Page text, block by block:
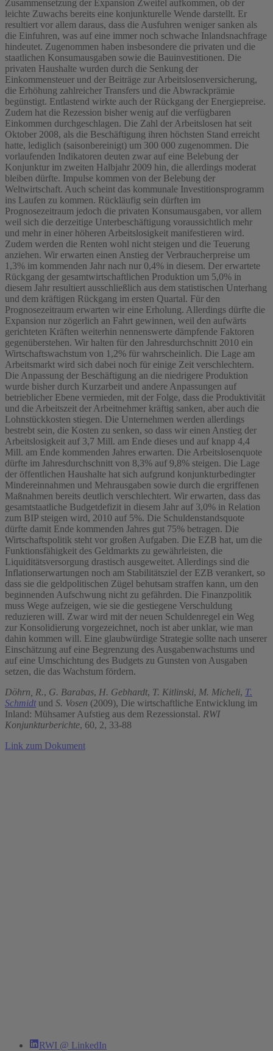
Zusammensetzung der Expansion Zweifel aufkommen, ob der
leichte Zuwachs bereits eine konjunkturelle Wende darstellt. Er
resultiert vor allem daraus, dass die Ausfuhren weniger sanken als
die Einfuhren, was auf eine immer noch schwache Inlandsnachfrage
hindeutet. Zugenommen haben insbesondere die privaten und die
staatlichen Konsumausgaben sowie die Bauinvestitionen. Die
privaten Haushalte wurden durch die Senkung der
Einkommensteuer und der Beiträge zur Arbeitslosenversicherung,
die Erhöhung zahlreicher Transfers und die Abwrackprämie
begünstigt. Entlastend wirkte auch der Rückgang der Energiepreise.
Zudem hat die Rezession bisher wenig auf die verfügbaren
Einkommen durchgeschlagen. Die Zahl der Arbeitslosen hat seit
Oktober 2008, als die Beschäftigung ihren höchsten Stand erreicht
hatte, lediglich (saisonbereinigt) um 300 000 zugenommen. Die
vorlaufenden Indikatoren deuten zwar auf eine Belebung der
Konjunktur im zweiten Halbjahr 2009 hin, die allerdings moderat
bleiben dürfte. Impulse kommen von der Belebung der
Weltwirtschaft. Auch scheint das kommunale Investitionsprogramm
ins Laufen zu kommen. Rückläufig sein dürften im
Prognosezeitraum jedoch die privaten Konsumausgaben, vor allem
weil sich die derzeitige Unterbeschäftigung voraussichtlich mehr
und mehr in einer höheren Arbeitslosigkeit manifestieren wird.
Zudem werden die Renten wohl nicht steigen und die Teuerung
anziehen. Wir erwarten einen Anstieg der Verbraucherpreise um
1,3% im kommenden Jahr nach nur 0,4% in diesem. Der erwartete
Rückgang der gesamtwirtschaftlichen Produktion um 5,0% in
diesem Jahr resultiert ausschließlich aus dem statistischen Unterhang
und dem kräftigen Rückgang im ersten Quartal. Für den
Prognosezeitraum erwarten wir eine Erholung. Allerdings dürfte die
Expansion nur zögerlich an Fahrt gewinnen, weil den aufwärts
gerichteten Kräften weiterhin nennenswerte dämpfende Faktoren
gegenüberstehen. Wir halten für den Jahresdurchschnitt 2010 ein
Wirtschaftswachstum von 1,2% für wahrscheinlich. Die Lage am
Arbeitsmarkt wird sich dabei noch für einige Zeit verschlechtern.
Die Anpassung der Beschäftigung an die niedrigere Produktion
wurde bisher durch Kurzarbeit und andere Anpassungen auf
betrieblicher Ebene vermieden, mit der Folge, dass die Produktivität
und die Arbeitszeit der Arbeitnehmer kräftig sanken, aber auch die
Lohnstückkosten stiegen. Die Unternehmen werden allerdings
bestrebt sein, die Kosten zu senken, so dass wir einen Anstieg der
Arbeitslosigkeit auf 3,7 Mill. am Ende dieses und auf knapp 4,4
Mill. am Ende kommenden Jahres erwarten. Die Arbeitslosenquote
dürfte im Jahresdurchschnitt von 8,3% auf 9,8% steigen. Die Lage
der öffentlichen Haushalte hat sich aufgrund konjunkturbedingter
Mindereinnahmen und Mehrausgaben sowie durch die ergriffenen
Maßnahmen bereits deutlich verschlechtert. Wir erwarten, dass das
gesamtstaatliche Budgetdefizit in diesem Jahr auf 3,0% in Relation
zum BIP steigen wird, 2010 auf 5%. Die Schuldenstandsquote
dürfte damit Ende kommenden Jahres gut 75% betragen. Die
Wirtschaftspolitik steht vor großen Aufgaben. Die EZB hat, um die
Funktionsfähigkeit des Geldmarkts zu gewährleisten, die
Liquiditätsversorgung drastisch ausgeweitet. Allerdings sind die
Inflationserwartungen noch am Stabilitätsziel der EZB verankert, so
dass sie die geldpolitischen Zügel behutsam straffen kann, um den
beginnenden Aufschwung nicht zu gefährden. Die Finanzpolitik
muss Wege aufzeigen, wie sie die gestiegene Verschuldung
reduzieren will. Zwar wird mit der neuen Schuldenregel ein Weg
zur Konsolidierung vorgezeichnet, noch ist aber unklar, wie man
dahin kommen will. Eine glaubwürdige Strategie sollte nach unserer
Einschätzung auf eine Begrenzung des Ausgabenwachstums und
auf eine Umschichtung des Budgets zu Gunsten von Ausgaben
setzen, die das Wachstum fördern.
Döhrn, R., G. Barabas, H. Gebhardt, T. Kitlinski, M. Micheli, T.
Schmidtund S. Vosen (2009), Die wirtschaftliche Entwicklung im
Inland: Mühsamer Aufstieg aus dem Rezessionstal. RWI
Konjunkturberichte, 60, 2, 33-88
Link zum Dokument
RWI @ LinkedIn